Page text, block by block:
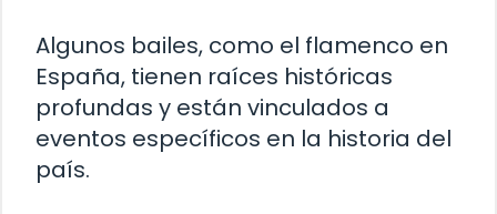
Algunos bailes, como el flamenco en
España, tienen raíces históricas
profundas y están vinculados a
eventos específicos en la historia del
país.